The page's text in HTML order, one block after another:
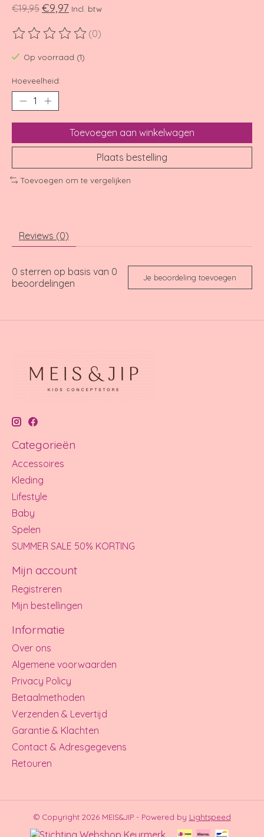
€19,95 €9,97 Incl. btw
De beoordeling van dit product is
(0)
Op voorraad (1)
Hoeveelheid:
Toevoegen aan winkelwagen
Plaats bestelling
Toevoegen om te vergelijken
Reviews (0)
0 sterren op basis van 0
beoordelingen
Je beoordeling toevoegen
Categorieën
Accessoires
Kleding
Lifestyle
Baby
Spelen
SUMMER SALE 50% KORTING
Mijn account
Registreren
Mijn bestellingen
Informatie
Over ons
Algemene voorwaarden
Privacy Policy
Betaalmethoden
Verzenden & Levertijd
Garantie & Klachten
Contact & Adresgegevens
Retouren
© Copyright 2026 MEIS&JIP - Powered by Lightspeed